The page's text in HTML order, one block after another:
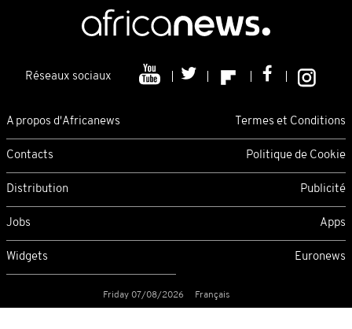
Réseaux sociaux
A propos d'Africanews Termes et Conditions
Contacts Politique de Cookie
Distribution Publicité
Jobs Apps
Widgets Euronews
Friday 07/08/2026